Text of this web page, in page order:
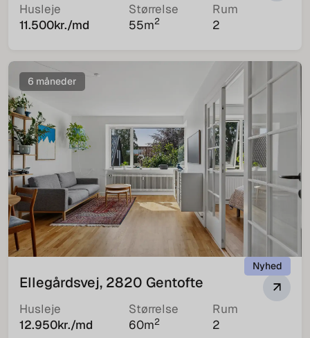
Husleje
11.500kr./md
Størrelse
55m2
Rum
2
6 måneder
Nyhed
Ellegårdsvej, 2820 Gentofte
Husleje
12.950kr./md
Størrelse
60m2
Rum
2